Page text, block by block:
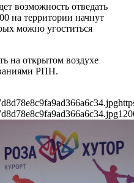
возможность отведать
на территории начнут
можно угоститься
на открытом воздухе
РПН.